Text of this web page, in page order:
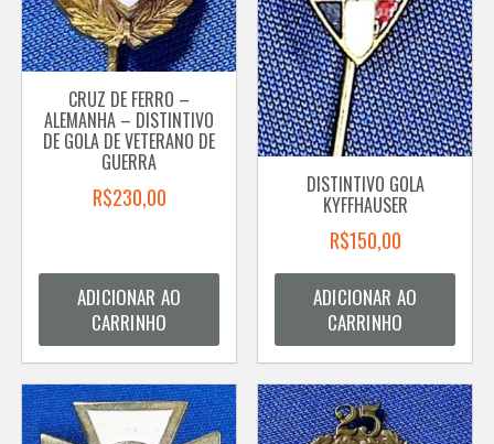
CRUZ DE FERRO –
ALEMANHA – DISTINTIVO
DE GOLA DE VETERANO DE
GUERRA
R$230,00
ADICIONAR AO
CARRINHO
DISTINTIVO GOLA
KYFFHAUSER
R$150,00
ADICIONAR AO
CARRINHO